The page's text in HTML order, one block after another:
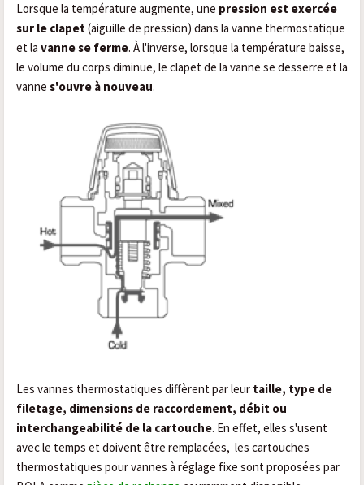
Lorsque la température augmente, une pression est exercée
sur le clapet(aiguille de pression) dans la vanne thermostatique
et la vanne se ferme. À l'inverse, lorsque la température baisse,
le volume du corps diminue, le clapet de la vanne se desserre et la
vanne s'ouvre à nouveau.
Les vannes thermostatiques diffèrent par leur taille, type de
filetage, dimensions de raccordement, débit ou
interchangeabilité de la cartouche. En effet, elles s'usent
avec le temps et doivent être remplacées, les cartouches
thermostatiques pour vannes à réglage fixe sont proposées par